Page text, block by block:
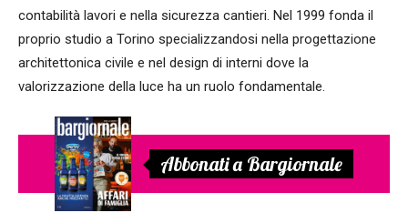
contabilità lavori e nella sicurezza cantieri. Nel 1999 fonda il
proprio studio a Torino specializzandosi nella progettazione
architettonica civile e nel design di interni dove la
valorizzazione della luce ha un ruolo fondamentale.
Abbonati a Bargiornale